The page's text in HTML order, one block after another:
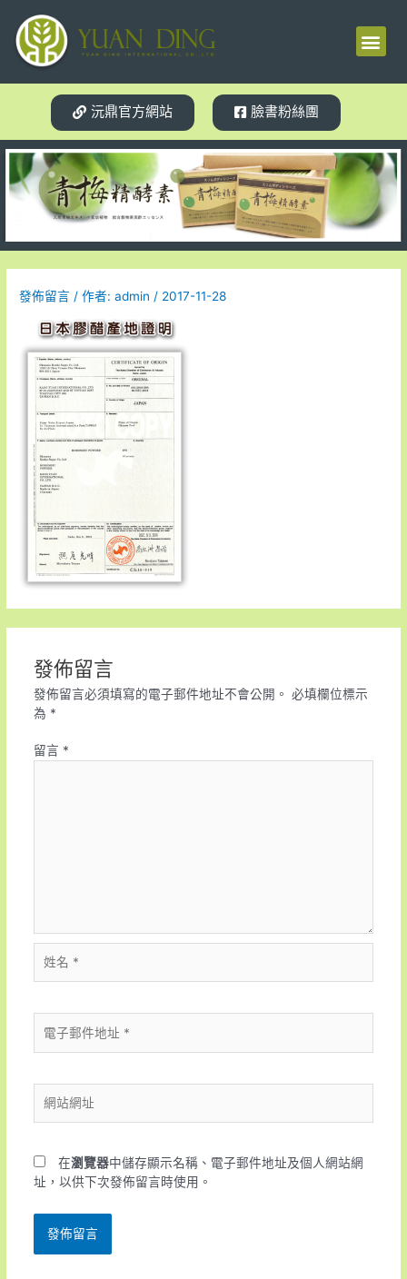
沅鼎官方網站 臉書粉絲團
發佈留言 / 作者:admin / 2017-11-28
發佈留言
發佈留言必須填寫的電子郵件地址不會公開。 必填欄位標示
為 *
留言 *
在瀏覽器中儲存顯示名稱、電子郵件地址及個人網站網
址，以供下次發佈留言時使用。